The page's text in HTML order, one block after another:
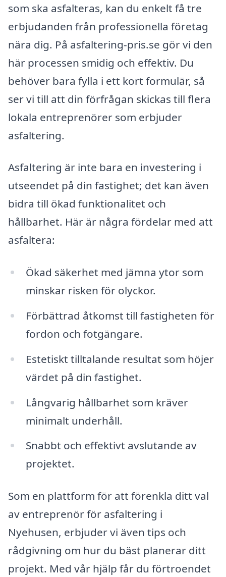
som ska asfalteras, kan du enkelt få tre
erbjudanden från professionella företag
nära dig. På asfaltering-pris.se gör vi den
här processen smidig och effektiv. Du
behöver bara fylla i ett kort formulär, så
ser vi till att din förfrågan skickas till flera
lokala entreprenörer som erbjuder
asfaltering.
Asfaltering är inte bara en investering i
utseendet på din fastighet; det kan även
bidra till ökad funktionalitet och
hållbarhet. Här är några fördelar med att
asfaltera:
Ökad säkerhet med jämna ytor som
minskar risken för olyckor.
Förbättrad åtkomst till fastigheten för
fordon och fotgängare.
Estetiskt tilltalande resultat som höjer
värdet på din fastighet.
Långvarig hållbarhet som kräver
minimalt underhåll.
Snabbt och effektivt avslutande av
projektet.
Som en plattform för att förenkla ditt val
av entreprenör för asfaltering i
Nyehusen, erbjuder vi även tips och
rådgivning om hur du bäst planerar ditt
projekt. Med vår hjälp får du förtroendet